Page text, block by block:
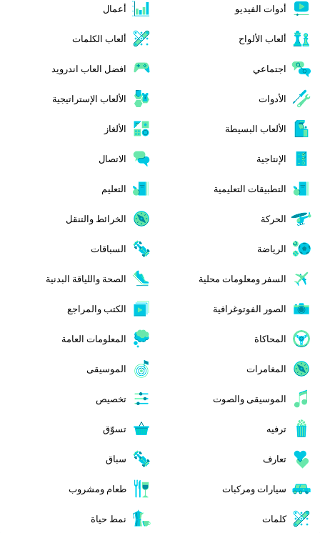
أدوات الفيديو أعمال
ألعاب الألواح ألعاب الكلمات
اجتماعي افضل العاب اندرويد
الأدوات الألعاب الإستراتيجية
الألعاب البسيطة الألغاز
الإنتاجية الاتصال
التطبيقات التعليمية التعليم
الحركة الخرائط والتنقل
الرياضة السباقات
السفر ومعلومات محلية الصحة واللياقة البدنية
الصور الفوتوغرافية الكتب والمراجع
المحاكاة المعلومات العامة
المغامرات الموسيقى
الموسيقى والصوت تخصيص
ترفيه تسوّق
تعارف سباق
سيارات ومركبات طعام ومشروب
كلمات نمط حياة